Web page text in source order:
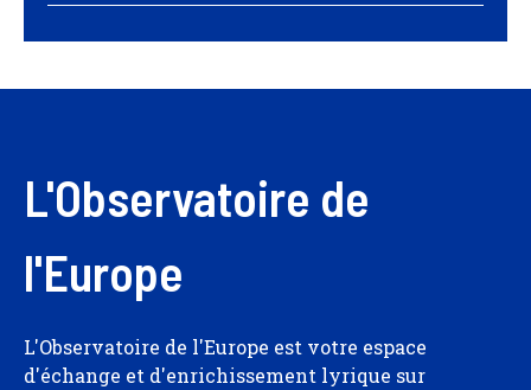
L'Observatoire de
l'Europe
L'Observatoire de l'Europe est votre espace
d'échange et d'enrichissement lyrique sur